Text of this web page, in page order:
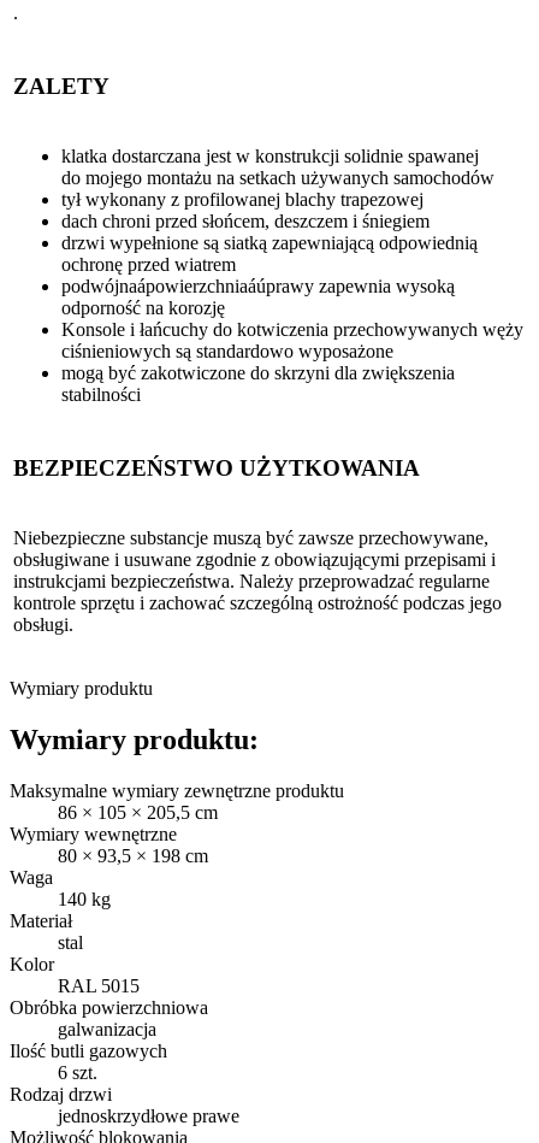
.
ZALETY
klatka dostarczana jest w konstrukcji solidnie spawanej
do mojego montażu na setkach używanych samochodów
tył wykonany z profilowanej blachy trapezowej
dach chroni przed słońcem, deszczem i śniegiem
drzwi wypełnione są siatką zapewniającą odpowiednią
ochronę przed wiatrem
podwójnaápowierzchniaáúprawy zapewnia wysoką
odporność na korozję
Konsole i łańcuchy do kotwiczenia przechowywanych węży
ciśnieniowych są standardowo wyposażone
mogą być zakotwiczone do skrzyni dla zwiększenia
stabilności
BEZPIECZEŃSTWO UŻYTKOWANIA
Niebezpieczne substancje muszą być zawsze przechowywane,
obsługiwane i usuwane zgodnie z obowiązującymi przepisami i
instrukcjami bezpieczeństwa. Należy przeprowadzać regularne
kontrole sprzętu i zachować szczególną ostrożność podczas jego
obsługi.
Wymiary produktu
Wymiary produktu:
Maksymalne wymiary zewnętrzne produktu
86 × 105 × 205,5 cm
Wymiary wewnętrzne
80 × 93,5 × 198 cm
Waga
140 kg
Materiał
stal
Kolor
RAL 5015
Obróbka powierzchniowa
galwanizacja
Ilość butli gazowych
6 szt.
Rodzaj drzwi
jednoskrzydłowe prawe
Możliwość blokowania